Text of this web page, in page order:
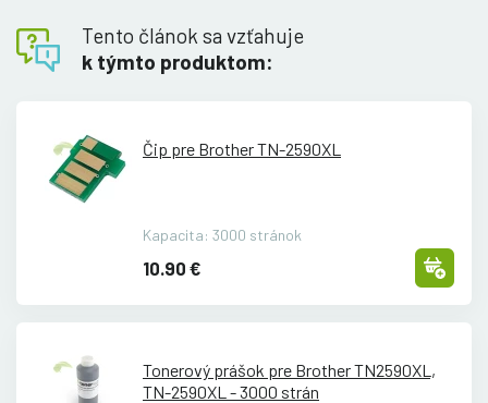
Tento článok sa vzťahuje
k týmto produktom:
Čip pre Brother TN-2590XL
Kapacita: 3000 stránok
10.90 €
Tonerový prášok pre Brother TN2590XL,
TN-2590XL - 3000 strán